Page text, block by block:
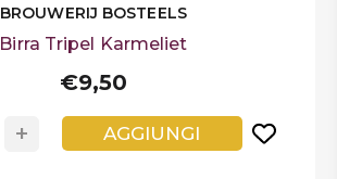
BROUWERIJ BOSTEELS
Birra Tripel Karmeliet
€9,50
+ AGGIUNGI